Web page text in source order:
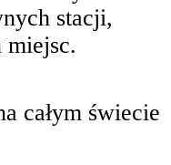
stacji,
miejsc.
całym świecie